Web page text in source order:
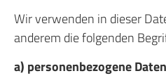
Wir verwenden in dieser
anderem die folgenden
a) personenbezogene Daten